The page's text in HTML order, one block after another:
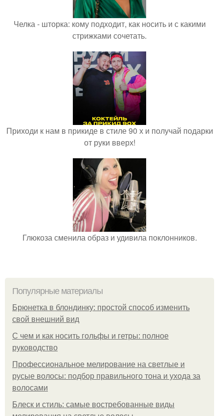
Челка - шторка: кому подходит, как носить и с какими
стрижками сочетать.
Приходи к нам в прикиде в стиле 90 х и получай подарки
от руки вверх!
Глюкоза сменила образ и удивила поклонников.
Популярные материалы
Брюнетка в блондинку: простой способ изменить
свой внешний вид
С чем и как носить гольфы и гетры: полное
руководство
Профессиональное мелирование на светлые и
русые волосы: подбор правильного тона и ухода за
волосами
Блеск и стиль: самые востребованные виды